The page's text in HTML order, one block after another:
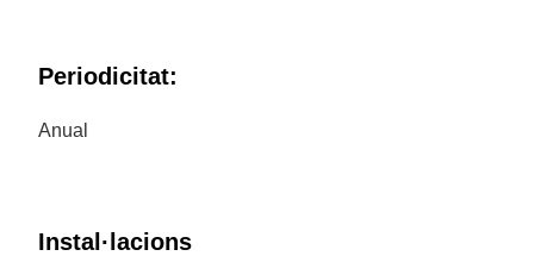
Periodicitat:
Anual
Instal·lacions